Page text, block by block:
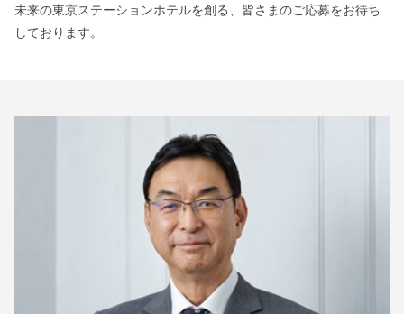
未来の東京ステーションホテルを創る、皆さまのご応募をお待ち
しております。